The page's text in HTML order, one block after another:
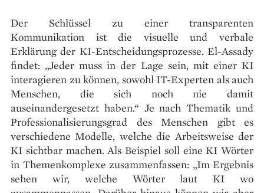
Der Schlüssel zu einer trans­parenten
Kommunikation ist die visuelle und verbale
Erklärung der KI-Entscheidungsprozesse. El-Assady
findet: „Jeder muss in der Lage sein, mit einer KI
interagieren zu können, sowohl IT-Experten als auch
Menschen, die sich noch nie damit
auseinandergesetzt haben.“ Je nach Thematik und
Professio­nalisierungsgrad des Menschen gibt es
verschiedene Modelle, welche die Arbeitsweise der
KI sichtbar machen. Als Beispiel soll eine KI Wörter
in Themenkomplexe zusammenfassen: „Im Ergebnis
sehen wir, welche Wörter laut KI wo